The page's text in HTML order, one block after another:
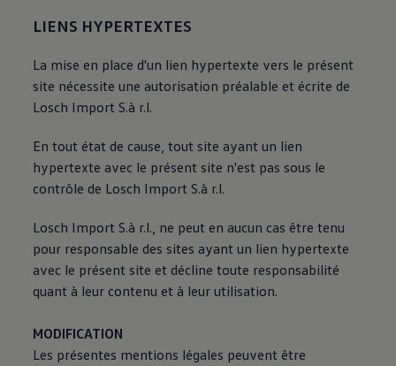
LIENS HYPERTEXTES
La mise en place d'un lien hypertexte vers le présent
site nécessite une autorisation préalable et écrite de
Losch Import S.à r.l.
En tout état de cause, tout site ayant un lien
hypertexte avec le présent site n'est pas sous le
contrôle de Losch Import S.à r.l.
Losch Import S.à r.l., ne peut en aucun cas être tenu
pour responsable des sites ayant un lien hypertexte
avec le présent site et décline toute responsabilité
quant à leur contenu et à leur utilisation.
MODIFICATION
Les présentes mentions légales peuvent être